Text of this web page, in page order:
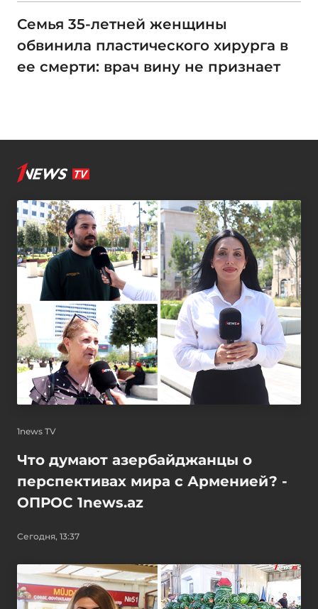
Семья 35-летней женщины
обвинила пластического хирурга в
ее смерти: врач вину не признает
1news TV
Что думают азербайджанцы о
перспективах мира с Арменией? -
ОПРОС 1news.az
Сегодня, 13:37